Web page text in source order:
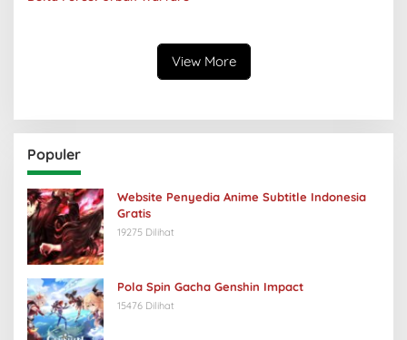
View More
Populer
Website Penyedia Anime Subtitle Indonesia
Gratis
19275 Dilihat
Pola Spin Gacha Genshin Impact
15476 Dilihat